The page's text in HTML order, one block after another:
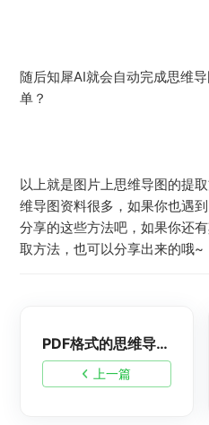
随后知犀AI就会自动完成思维
单？
以上就是图片上思维导图的提
维导图资料很多，如果你也遇
分享的这些方法吧，如果你还
取方法，也可以分享出来的哦~
上一篇
PDF格式的思维导图怎么修改？如何修改PDF或图片格式思维导图？